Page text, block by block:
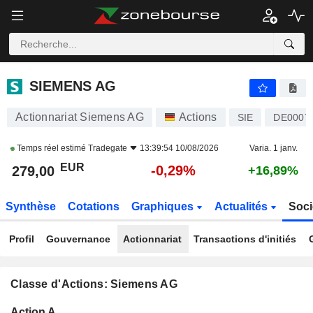
SIEMENS AG
SIEMENS AG
Actionnariat Siemens AG Actions SIE
Temps réel estimé Tradegate 13:39:54 10/08/2026 Varia. 1 janv.
279,00 EUR -0,29% +16,89%
Synthèse Cotations Graphiques Actualités
Profil Gouvernance Actionnariat Transactions d'initiés
Classe d'Actions: Siemens AG